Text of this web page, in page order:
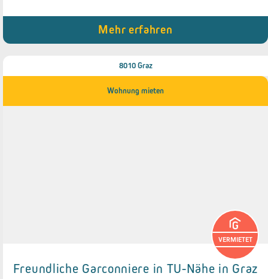
● Kellerabteil (2,45 m²)
Mehr erfahren
8010 Graz
Wohnung mieten
VERMIETET
Freundliche Garconniere in TU-Nähe in Graz